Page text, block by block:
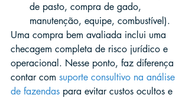
de pasto, compra de gado,
manutenção, equipe, combustível).
Uma compra bem avaliada inclui uma
checagem completa de risco jurídico e
operacional. Nesse ponto, faz diferença
contar com suporte consultivo na análise
de fazendas para evitar custos ocultos e